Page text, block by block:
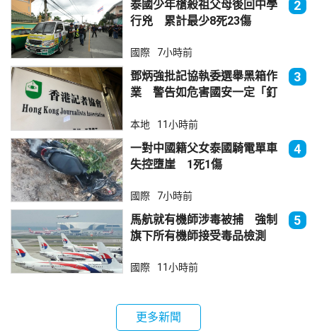
泰國少年槍殺祖父母後回中學
行兇 累計最少8死23傷
2
國際 7小時前
鄧炳強批記協執委選舉黑箱作
業 警告如危害國安一定「釘
3
本地 11小時前
一對中國籍父女泰國騎電單車
失控墮崖 1死1傷
4
國際 7小時前
馬航就有機師涉毒被捕 強制
旗下所有機師接受毒品檢測
5
國際 11小時前
更多新聞